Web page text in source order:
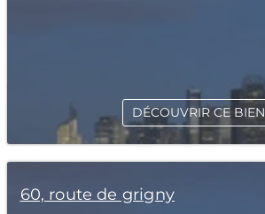
DÉCOUVRIR CE BIEN
60, route de grigny